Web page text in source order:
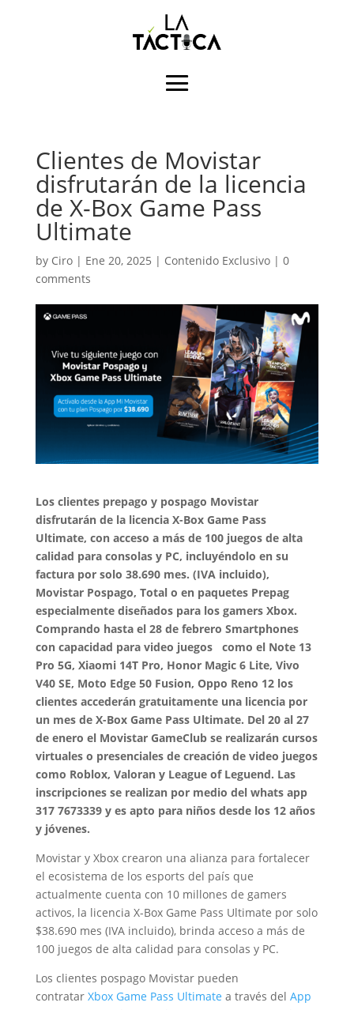
Clientes de Movistar
disfrutarán de la licencia
de X-Box Game Pass
Ultimate
by Ciro| Ene 20, 2025 | Contenido Exclusivo| 0
comments
Los clientes prepago y pospago Movistar
disfrutarán de la licencia X-Box Game Pass
Ultimate, con acceso a más de 100 juegos de alta
calidad para consolas y PC, incluyéndolo en su
factura por solo 38.690 mes. (IVA incluido),
Movistar Pospago, Total o en paquetes Prepag
especialmente diseñados para los gamers Xbox.
Comprando hasta el 28 de febrero Smartphones
con capacidad para video juegos como el Note 13
Pro 5G, Xiaomi 14T Pro, Honor Magic 6 Lite, Vivo
V40 SE, Moto Edge 50 Fusion, Oppo Reno 12 los
clientes accederán gratuitamente una licencia por
un mes de X-Box Game Pass Ultimate. Del 20 al 27
de enero el Movistar GameClub se realizarán cursos
virtuales o presenciales de creación de video juegos
como Roblox, Valoran y League of Leguend. Las
inscripciones se realizan por medio del whats app
317 7673339 y es apto para niños desde los 12 años
y jóvenes.
Movistar y Xbox crearon una alianza para fortalecer
el ecosistema de los esports del país que
actualmente cuenta con 10 millones de gamers
activos, la licencia X-Box Game Pass Ultimate por solo
$38.690 mes (IVA incluido), brinda acceso a más de
100 juegos de alta calidad para consolas y PC.
Los clientes pospago Movistar pueden
contratarXbox Game Pass Ultimate a través del App